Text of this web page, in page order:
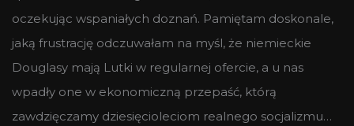
oczekując wspaniałych doznań. Pamiętam doskonale,
jaką frustrację odczuwałam na myśl, że niemieckie
Douglasy mają Lutki w regularnej ofercie, a u nas
wpadły one w ekonomiczną przepaść, którą
zawdzięczamy dziesięcioleciom realnego socjalizmu…